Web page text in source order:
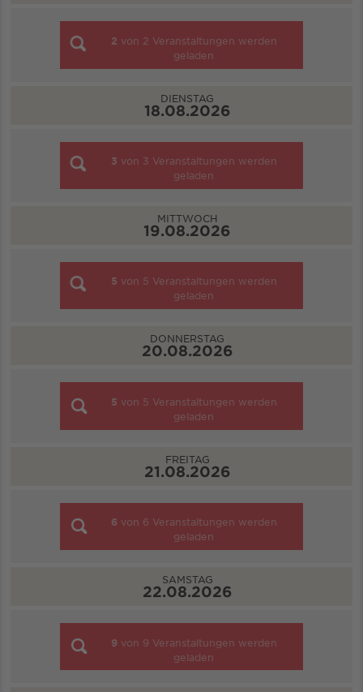
2 von 2 Veranstaltungen werden
geladen
DIENSTAG
18.08.2026
3 von 3 Veranstaltungen werden
geladen
MITTWOCH
19.08.2026
5 von 5 Veranstaltungen werden
geladen
DONNERSTAG
20.08.2026
5 von 5 Veranstaltungen werden
geladen
FREITAG
21.08.2026
6 von 6 Veranstaltungen werden
geladen
SAMSTAG
22.08.2026
9 von 9 Veranstaltungen werden
geladen